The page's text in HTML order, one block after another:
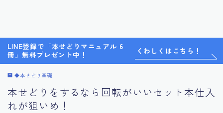
LINE登録で「本せどりマニュアル 6
冊」無料プレゼント中！
くわしくはこちら！
◆本せどり基礎
本せどりをするなら回転がいいセット本仕入
れが狙いめ！